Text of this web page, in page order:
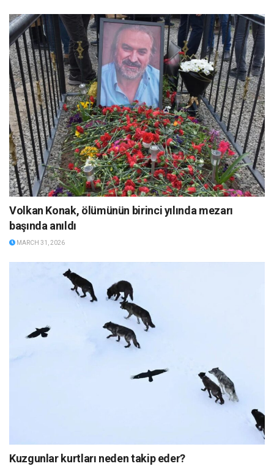
Volkan Konak, ölümünün birinci yılında mezarı
başında anıldı
MARCH 31, 2026
Kuzgunlar kurtları neden takip eder?